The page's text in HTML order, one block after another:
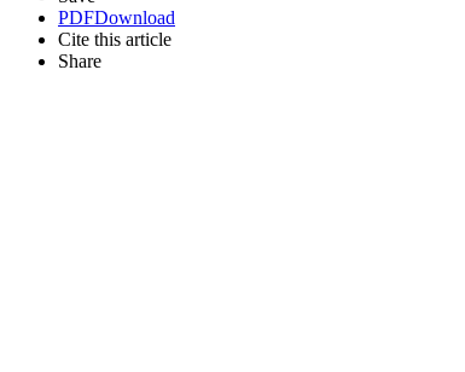
PDFDownload
Cite this article
Share